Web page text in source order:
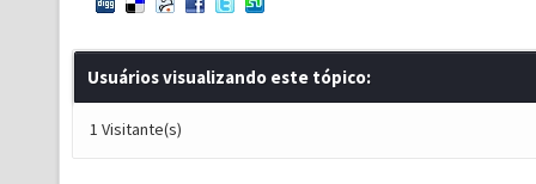
Usuários visualizando este tópico:
1 Visitante(s)